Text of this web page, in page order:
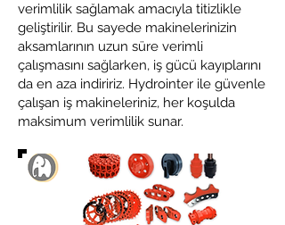
verimlilik sağlamak amacıyla titizlikle
geliştirilir. Bu sayede makinelerinizin
aksamlarının uzun süre verimli
çalışmasını sağlarken, iş gücü kayıplarını
da en aza indiririz. Hydrointer ile güvenle
çalışan iş makineleriniz, her koşulda
maksimum verimlilik sunar.